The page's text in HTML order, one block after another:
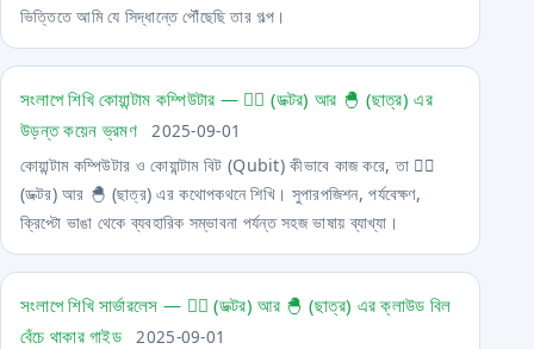
ভিত্তিতে আমি যে সিদ্ধান্তে পৌঁছেছি তার গল্প।
সংলাপে শিখি কোয়ান্টাম কম্পিউটার ― 🧙‍♂️ (ডক্টর) আর 🐣 (ছাত্র) এর
উড়ন্ত কয়েন ভ্রমণ
2025-09-01
কোয়ান্টাম কম্পিউটার ও কোয়ান্টাম বিট (Qubit) কীভাবে কাজ করে, তা 🧙‍♂️
(ডক্টর) আর 🐣 (ছাত্র) এর কথোপকথনে শিখি। সুপারপজিশন, পর্যবেক্ষণ,
ক্রিপ্টো ভাঙা থেকে ব্যবহারিক সম্ভাবনা পর্যন্ত সহজ ভাষায় ব্যাখ্যা।
সংলাপে শিখি সার্ভারলেস ― 🧙‍♂️ (ডক্টর) আর 🐣 (ছাত্র) এর ক্লাউড বিল
বেঁচে থাকার গাইড
2025-09-01